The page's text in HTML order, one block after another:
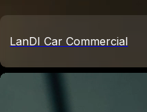
LanDI Car Commercial